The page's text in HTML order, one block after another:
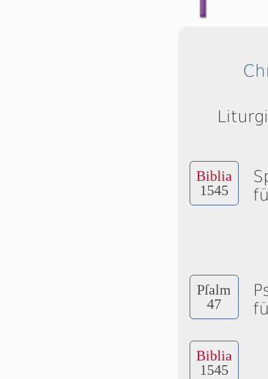
Biblia
1545
Pſalm
47
Biblia
1545